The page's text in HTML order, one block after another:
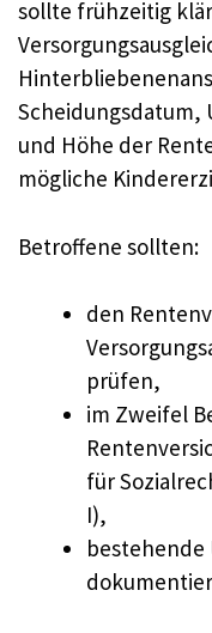
sollte frühzeitig
und Höhe der
mögliche
Betroffene sollten:
den
prüfen,
im Zweifel
für
I),